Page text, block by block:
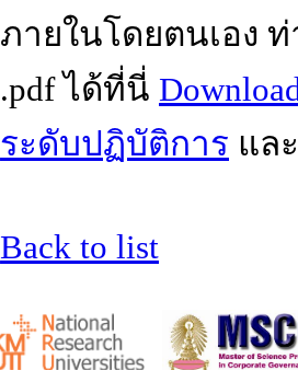
ภายในโดยตนเอง
.pdf ได้ที่นี่
ระดับปฏิบัติการ และ
Back to list